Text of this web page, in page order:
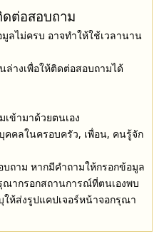
ต่อสอบถาม
ลไม่ครบ อาจทำให้ใช้เวลานาน
างเพื่อให้ติดต่อสอบถามได้
ข้ามาด้วยตนเอง
คลในครอบครัว, เพื่อน, คนรู้จัก
ถาม หากมีคำถามให้กรอกข้อมูล
ณากรอกสถานการณ์ที่ตนเองพบ
ห้ส่งรูปแคปเจอร์หน้าจอกรุณา